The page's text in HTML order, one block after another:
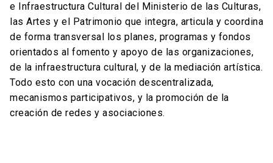
e Infraestructura Cultural del Ministerio de las Culturas,
las Artes y el Patrimonio que integra, articula y coordina
de forma transversal los planes, programas y fondos
orientados al fomento y apoyo de las organizaciones,
de la infraestructura cultural, y de la mediación artística.
Todo esto con una vocación descentralizada,
mecanismos participativos, y la promoción de la
creación de redes y asociaciones.